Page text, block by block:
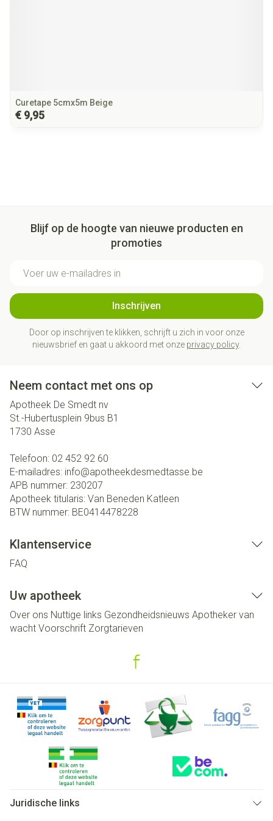
Curetape 5cmx5m Beige
€ 9,95
Blijf op de hoogte van nieuwe producten en
promoties
Inschrijven
Door op inschrijven te klikken, schrijft u zich in voor onze
nieuwsbrief en gaat u akkoord met onze privacy policy.
Neem contact met ons op
Apotheek De Smedt nv
St.-Hubertusplein 9bus B1
1730 Asse
Telefoon: 02 452 92 60
E-mailadres: info@apotheekdesmedtasse.be
APB nummer: 230207
Apotheek titularis: Van Beneden Katleen
BTW nummer: BE0414478228
Klantenservice
FAQ
Uw apotheek
Over ons Nuttige links Gezondheidsnieuws Apotheker van
wacht Voorschrift Zorgtarieven
Juridische links